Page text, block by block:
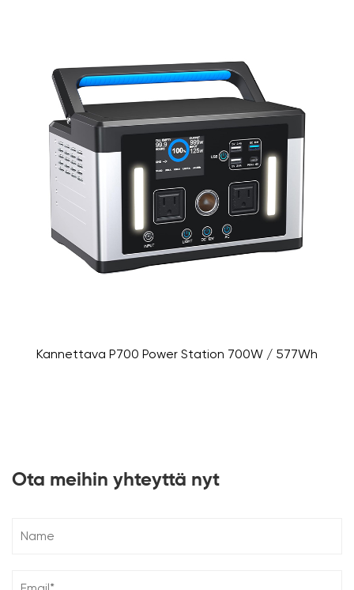
Kannettava P700 Power Station 700W / 577Wh
Ota meihin yhteyttä nyt